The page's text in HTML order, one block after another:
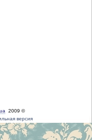
2009 ©
версия